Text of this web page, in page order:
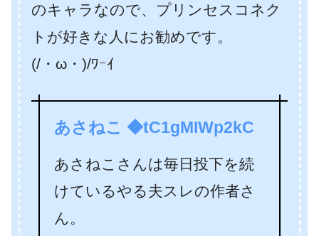
のキャラなので、プリンセスコネク
トが好きな人にお勧めです。
(/・ω・)/ﾜｰｲ
あさねこ ◆tC1gMIWp2kC
あさねこさんは毎日投下を続
けているやる夫スレの作者さ
ん。